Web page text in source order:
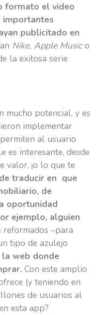
formato el video
importantes
publicitado en
Nike, Apple Musico
la exitosa serie
mucho potencial, y es
implementar
al usuario
es interesante, desde
valor, ¡o lo que te
traducir en que
de
oportunidad
ejemplo, alguien
reformados –para
tipo de azulejo
la web donde
Con este amplio
(y teniendo en
de usuarios al
esta app?